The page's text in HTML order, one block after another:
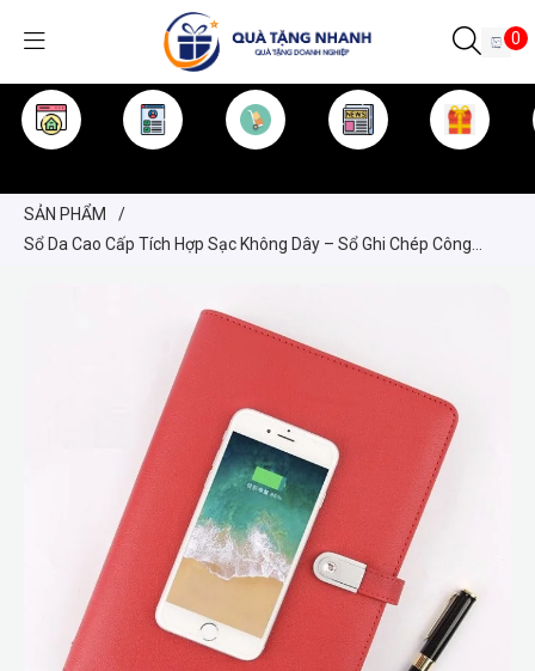
0
SẢN PHẨM
/
Sổ Da Cao Cấp Tích Hợp Sạc Không Dây – Sổ Ghi Chép Công